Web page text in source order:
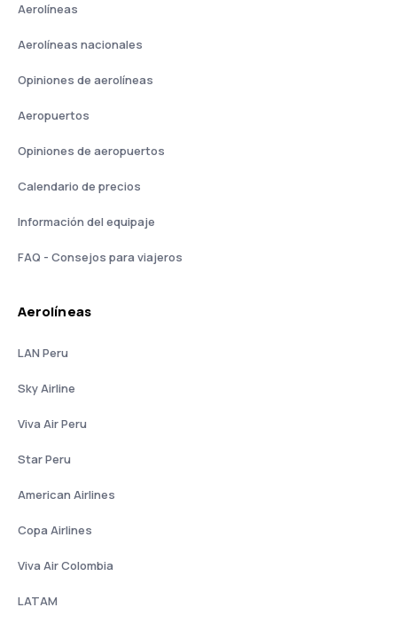
Aerolíneas
Aerolíneas nacionales
Opiniones de aerolíneas
Aeropuertos
Opiniones de aeropuertos
Calendario de precios
Información del equipaje
FAQ - Consejos para viajeros
Aerolíneas
LAN Peru
Sky Airline
Viva Air Peru
Star Peru
American Airlines
Copa Airlines
Viva Air Colombia
LATAM